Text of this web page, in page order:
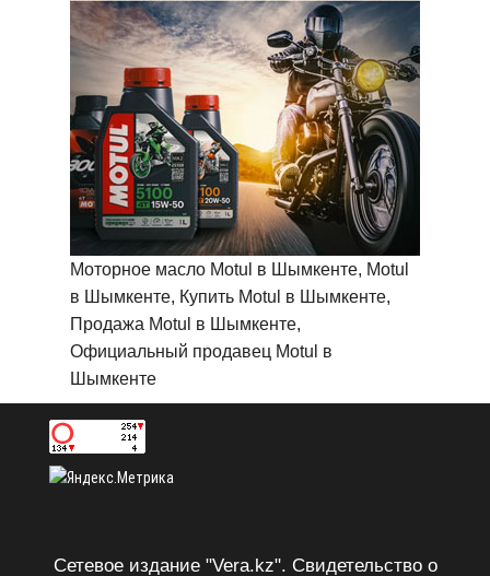
Моторное масло Motul в Шымкенте, Motul
в Шымкенте, Купить Motul в Шымкенте,
Продажа Motul в Шымкенте,
Официальный продавец Motul в
Шымкенте
Сетевое издание "Vera.kz". Свидетельство о